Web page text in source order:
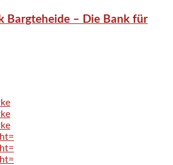
Bargteheide – Die Bank für